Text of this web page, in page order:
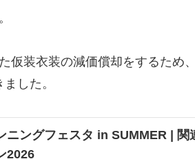
仮装衣装の減価償却をするため
した。
ニングフェスタ in SUMMER | 関
2026